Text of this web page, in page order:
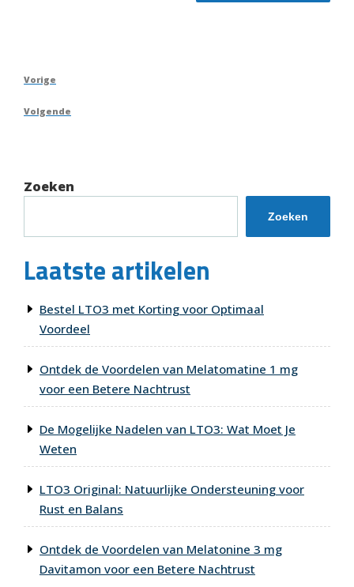
Berichtnavigatie
Vorig
Vorige
Volgend
Volgende
Zoeken
Zoeken
Laatste artikelen
Bestel LTO3 met Korting voor Optimaal
Voordeel
Ontdek de Voordelen van Melatomatine 1 mg
voor een Betere Nachtrust
De Mogelijke Nadelen van LTO3: Wat Moet Je
Weten
LTO3 Original: Natuurlijke Ondersteuning voor
Rust en Balans
Ontdek de Voordelen van Melatonine 3 mg
Davitamon voor een Betere Nachtrust